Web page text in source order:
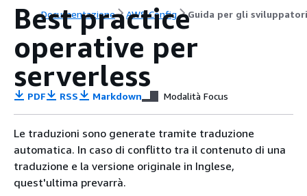
Documentazione AWS Config Guida per gli sviluppatori
Best practice
operative per
serverless
PDF RSS Markdown Modalità Focus
Le traduzioni sono generate tramite traduzione
automatica. In caso di conflitto tra il contenuto di una
traduzione e la versione originale in Inglese,
quest'ultima prevarrà.